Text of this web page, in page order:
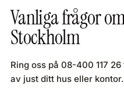
Vanliga frågor
Stockholm
Ring oss på 08-400 117
av just ditt hus eller kontor.